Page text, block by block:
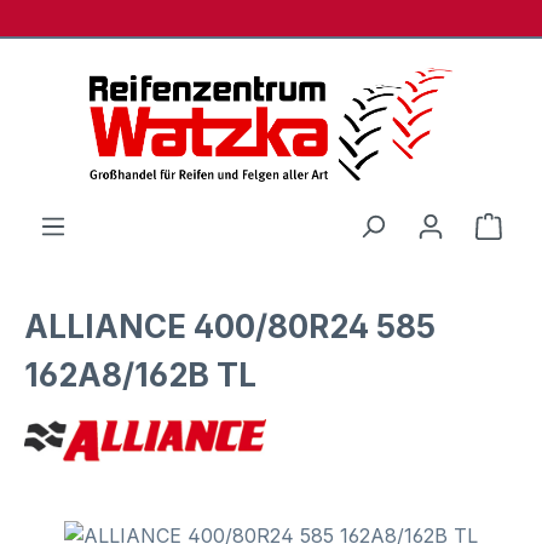
ALLIANCE 400/80R24 585
162A8/162B TL
Bildergalerie überspringen